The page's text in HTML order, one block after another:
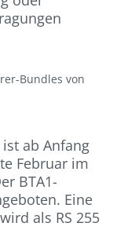
Bundles von
ist ab Anfang
Februar im
BTA1-
Eine
als RS 255